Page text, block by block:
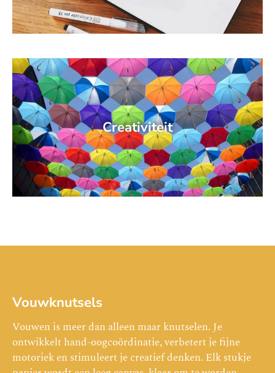
Creativiteit
Vouwknutsels
Vouwen is meer dan alleen maar knutselen. Je
ontwikkelt hand-oogcoördinatie, verbetert je fijne
motoriek en stimuleert je creatief denken. Elk stukje